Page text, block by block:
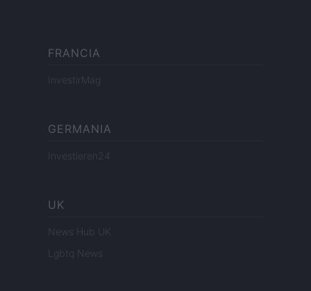
FRANCIA
InvestirMag
GERMANIA
Investieren24
UK
News Hub UK
Lgbtq News